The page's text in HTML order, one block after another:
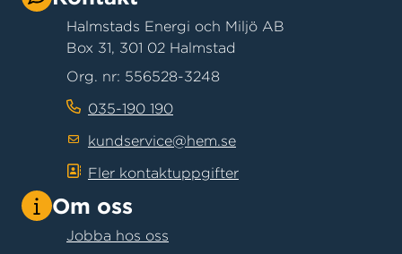
Halmstads Energi och Miljö AB
Box 31, 301 02 Halmstad
Org. nr: 556528-3248
035-190 190
kundservice@hem.se
Fler kontaktuppgifter
Om oss
Jobba hos oss